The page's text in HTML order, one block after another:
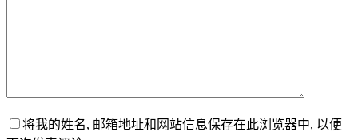
将我的姓名, 邮箱地址和网站信息保存在此浏览器中, 以便